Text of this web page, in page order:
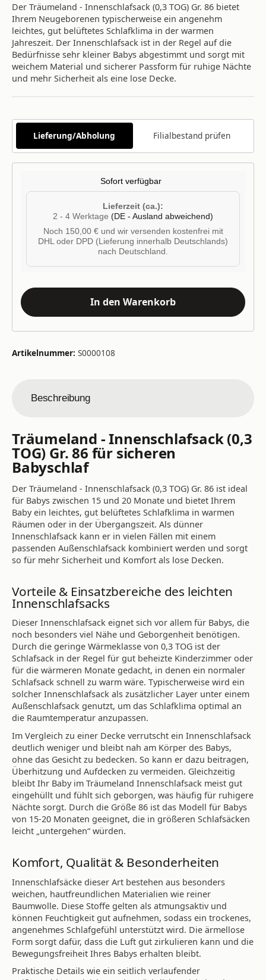
Der Träumeland - Innenschlafsack (0,3 TOG) Gr. 86 bietet
Ihrem Neugeborenen typischerweise ein angenehm
leichtes, gut belüftetes Schlafklima in der warmen
Jahreszeit. Der Innenschlafsack ist in der Regel auf die
Bedürfnisse sehr kleiner Babys abgestimmt und sorgt mit
weichem Material und sicherer Passform für ruhige Nächte
und mehr Sicherheit als eine lose Decke.
Lieferung/Abholung Filialbestand prüfen
Sofort verfügbar
Lieferzeit (ca.):
2 - 4 Werktage (DE - Ausland abweichend)
Noch 150,00 € und wir versenden kostenfrei mit
DHL oder DPD (Lieferung innerhalb Deutschlands)
nach Deutschland.
In den Warenkorb
Artikelnummer: S0000108
Beschreibung
Träumeland - Innenschlafsack (0,3
TOG) Gr. 86 für sicheren
Babyschlaf
Der Träumeland - Innenschlafsack (0,3 TOG) Gr. 86 ist ideal
für Babys zwischen 15 und 20 Monate und bietet Ihrem
Baby ein leichtes, gut belüftetes Schlafklima in warmen
Räumen oder in der Übergangszeit. Als dünner
Innenschlafsack kann er in vielen Fällen mit einem
passenden Außenschlafsack kombiniert werden und sorgt
so für mehr Sicherheit und Komfort als lose Decken.
Vorteile & Einsatzbereiche des leichten
Innenschlafsacks
Dieser Innenschlafsack eignet sich vor allem für Babys, die
noch besonders viel Nähe und Geborgenheit benötigen.
Durch die geringe Wärmeklasse von 0,3 TOG ist der
Schlafsack in der Regel für gut beheizte Kinderzimmer oder
für die wärmeren Monate gedacht, in denen ein normaler
Schlafsack schnell zu warm wäre. Typischerweise wird ein
solcher Innenschlafsack als zusätzlicher Layer unter einem
Außenschlafsack genutzt, um das Schlafklima optimal an
die Raumtemperatur anzupassen.
Im Vergleich zu einer Decke verrutscht ein Innenschlafsack
deutlich weniger und bleibt nah am Körper des Babys,
ohne das Gesicht zu bedecken. So kann er dazu beitragen,
Überhitzung und Aufdecken zu vermeiden. Gleichzeitig
bleibt Ihr Baby im Träumeland Innenschlafsack meist gut
eingehüllt und fühlt sich geborgen, was häufig für ruhigere
Nächte sorgt. Durch die Größe 86 ist das Modell für Babys
von 15-20 Monaten geeignet, die in größeren Schlafsäcken
leicht „untergehen“ würden.
Komfort, Qualität & Besonderheiten
Innenschlafsäcke dieser Art bestehen aus besonders
weichen, hautfreundlichen Materialien wie reiner
Baumwolle. Diese Stoffe gelten als atmungsaktiv und
können Feuchtigkeit gut aufnehmen, sodass ein trockenes,
angenehmes Schlafgefühl unterstützt wird. Die ärmellose
Form sorgt dafür, dass die Luft gut zirkulieren kann und die
Bewegungsfreiheit Ihres Babys erhalten bleibt.
Praktische Details wie ein seitlich verlaufender